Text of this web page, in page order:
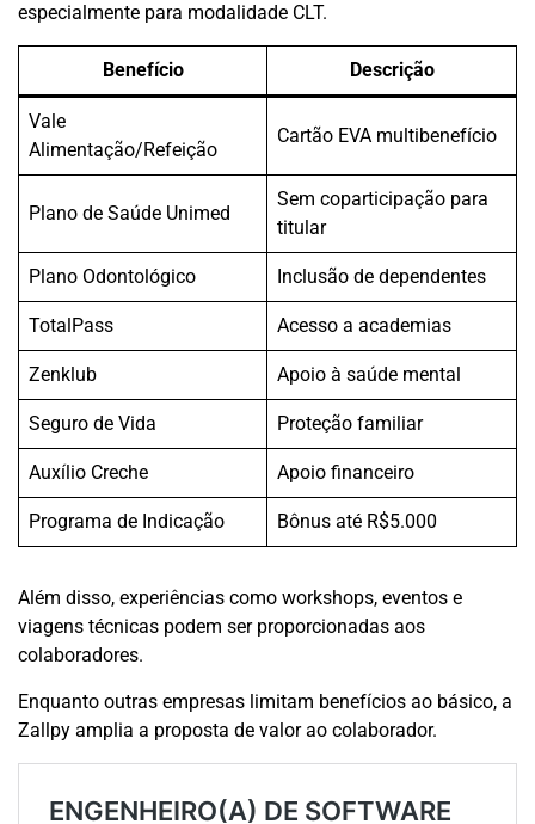
especialmente para modalidade CLT.
Benefício Descrição
Vale
Alimentação/Refeição
Cartão EVA multibenefício
Plano de Saúde Unimed
Sem coparticipação para
titular
Plano Odontológico Inclusão de dependentes
TotalPass Acesso a academias
Zenklub Apoio à saúde mental
Seguro de Vida Proteção familiar
Auxílio Creche Apoio financeiro
Programa de Indicação Bônus até R$5.000
Além disso, experiências como workshops, eventos e
viagens técnicas podem ser proporcionadas aos
colaboradores.
Enquanto outras empresas limitam benefícios ao básico, a
Zallpy amplia a proposta de valor ao colaborador.